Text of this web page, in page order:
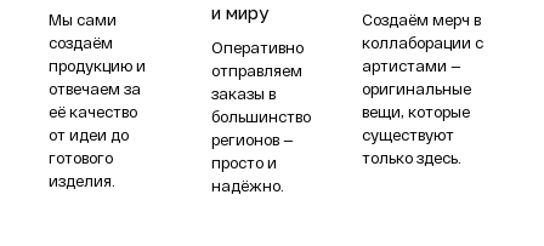
Мы сами
создаём
продукцию и
отвечаем за
её качество
от идеи до
готового
изделия.
и миру
Оперативно
отправляем
заказы в
большинство
регионов —
просто и
надёжно.
Создаём мерч в
коллаборации с
артистами —
оригинальные
вещи, которые
существуют
только здесь.